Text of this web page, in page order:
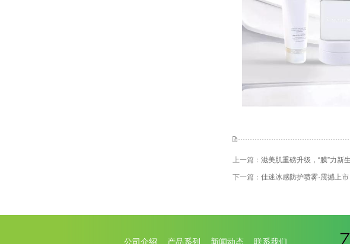
上一篇： 滋美肌重磅升级，“膜”力新
下一篇： 佳迷冰感防护喷雾·震撼上
公司介绍 产品系列 新闻动态 联系我们